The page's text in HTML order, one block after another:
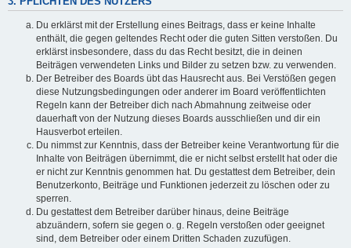
Du erklärst mit der Erstellung eines Beitrags, dass er keine Inhalte
enthält, die gegen geltendes Recht oder die guten Sitten verstoßen. Du
erklärst insbesondere, dass du das Recht besitzt, die in deinen
Beiträgen verwendeten Links und Bilder zu setzen bzw. zu verwenden.
Der Betreiber des Boards übt das Hausrecht aus. Bei Verstößen gegen
diese Nutzungsbedingungen oder anderer im Board veröffentlichten
Regeln kann der Betreiber dich nach Abmahnung zeitweise oder
dauerhaft von der Nutzung dieses Boards ausschließen und dir ein
Hausverbot erteilen.
Du nimmst zur Kenntnis, dass der Betreiber keine Verantwortung für die
Inhalte von Beiträgen übernimmt, die er nicht selbst erstellt hat oder die
er nicht zur Kenntnis genommen hat. Du gestattest dem Betreiber, dein
Benutzerkonto, Beiträge und Funktionen jederzeit zu löschen oder zu
sperren.
Du gestattest dem Betreiber darüber hinaus, deine Beiträge
abzuändern, sofern sie gegen o. g. Regeln verstoßen oder geeignet
sind, dem Betreiber oder einem Dritten Schaden zuzufügen.